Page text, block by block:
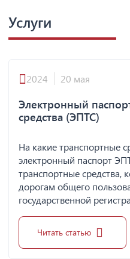
Услуги
2024 20 мая
Электронный
средства (ЭПТС)
На какие транспортные
электронный паспорт
транспортные средства,
дорогам общего
государственной
Читать статью